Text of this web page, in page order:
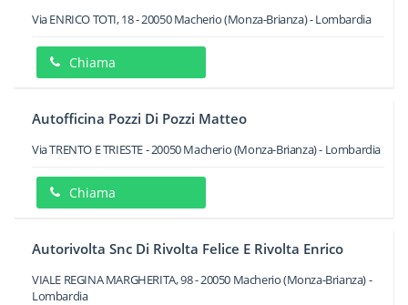
Via ENRICO TOTI, 18-20050 Macherio(Monza-Brianza) -Lombardia
Chiama
Autofficina Pozzi Di Pozzi Matteo
Via TRENTO E TRIESTE-20050Macherio(Monza-Brianza) - Lombardia
Chiama
Autorivolta Snc Di Rivolta Felice E Rivolta Enrico
VIALE REGINA MARGHERITA, 98-20050 Macherio(Monza-Brianza) -
Lombardia